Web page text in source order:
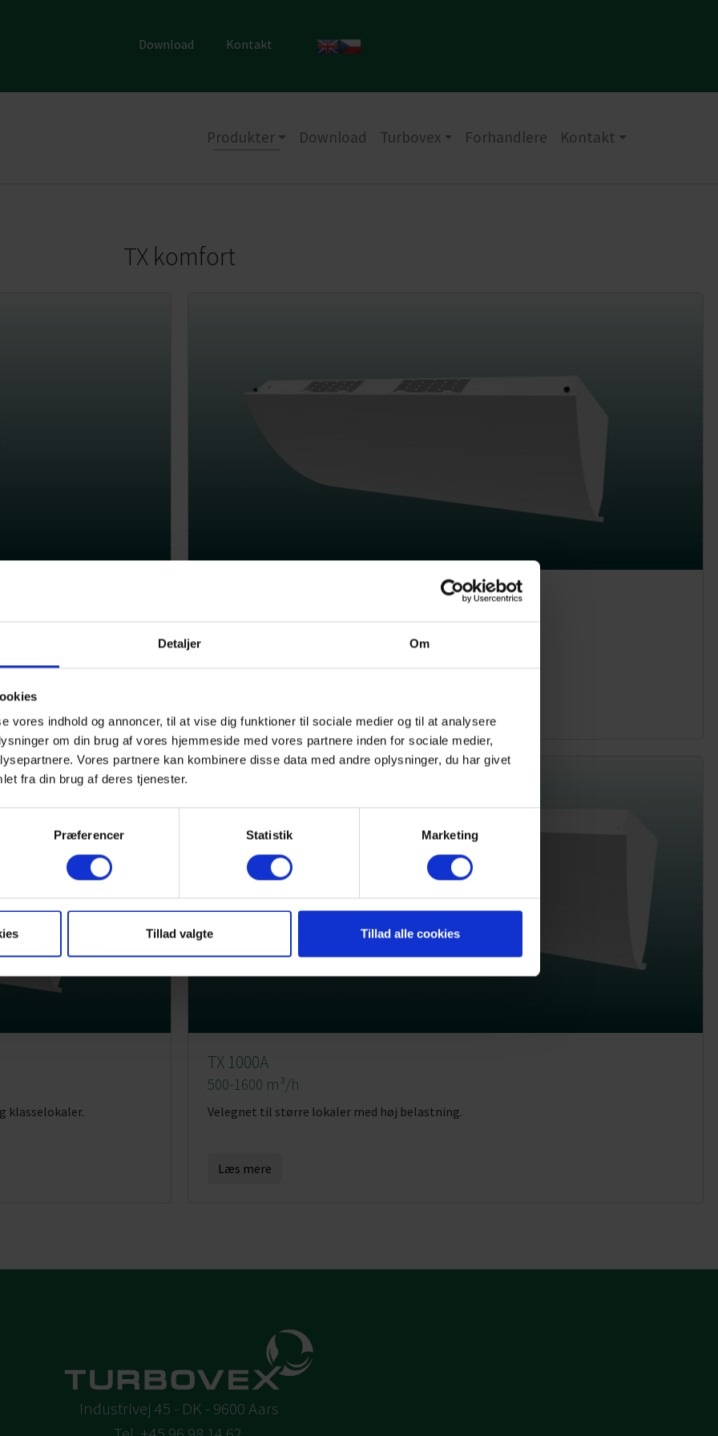
Detaljer Om
vores indhold og annoncer, til at vise dig funktioner til sociale medier og til at analysere
om din brug af vores hjemmeside med vores partnere inden for sociale medier,
Vores partnere kan kombinere disse data med andre oplysninger, du har givet
fra din brug af deres tjenester.
Præferencer Statistik Marketing
Tillad valgte Tillad alle cookies
Download Kontakt
Produkter Download Turbovex Forhandlere Kontakt
TX komfort
osv.
300-800 m³/h
klasselokaler.
TX 1000A
500-1600 m³/h
Velegnet til større lokaler med høj belastning.
Læs mere
Industrivej 45 - DK - 9600 Aars